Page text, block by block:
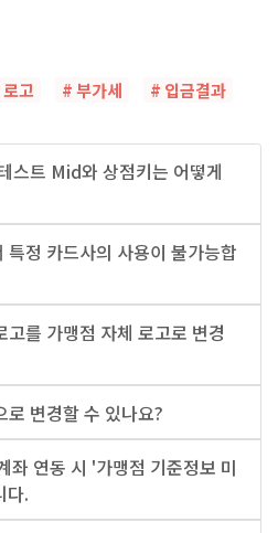
고 # 부가세
# 입금결과
스트 Mid와 상점키는 어떻게
특정 카드사의 사용이 불가능합
고를 가맹점 자체 로고로 변경
로 변경할 수 있나요?
좌 연동 시 '가맹점 기준정보 미
다.